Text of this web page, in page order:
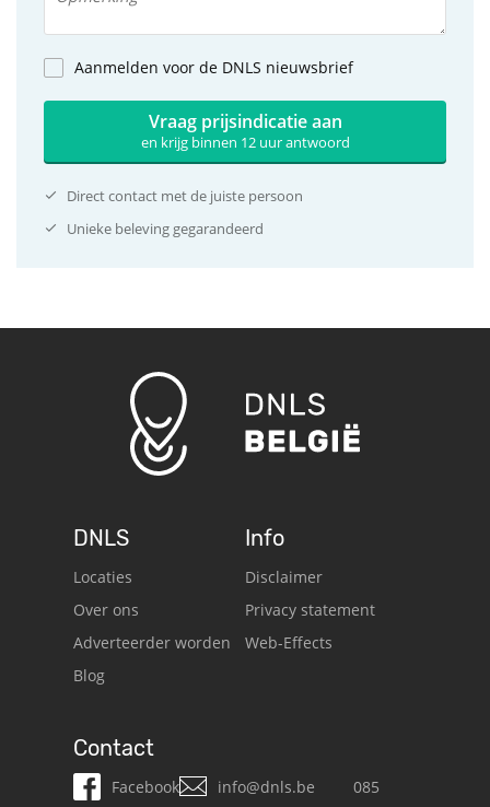
Aanmelden voor de DNLS nieuwsbrief
Vraag prijsindicatie aan
en krijg binnen 12 uur antwoord
Direct contact met de juiste persoon
Unieke beleving gegarandeerd
DNLS
Locaties
Over ons
Adverteerder worden
Blog
Info
Disclaimer
Privacy statement
Web-Effects
Contact
Facebook info@dnls.be 085